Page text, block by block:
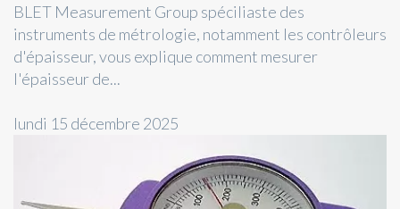
BLET Measurement Group spéciliaste des
instruments de métrologie, notamment les contrôleurs
d'épaisseur, vous explique comment mesurer
l'épaisseur de...
lundi 15 décembre 2025